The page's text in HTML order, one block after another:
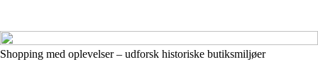
Shopping med oplevelser – udforsk historiske butiksmiljøer